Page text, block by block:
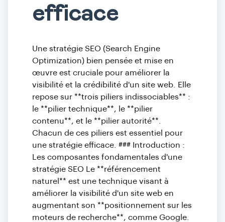
efficace
Une stratégie SEO (Search Engine
Optimization) bien pensée et mise en
œuvre est cruciale pour améliorer la
visibilité et la crédibilité d'un site web. Elle
repose sur **trois piliers indissociables** :
le **pilier technique**, le **pilier
contenu**, et le **pilier autorité**.
Chacun de ces piliers est essentiel pour
une stratégie efficace. ### Introduction :
Les composantes fondamentales d'une
stratégie SEO Le **référencement
naturel** est une technique visant à
améliorer la visibilité d'un site web en
augmentant son **positionnement sur les
moteurs de recherche**, comme Google.